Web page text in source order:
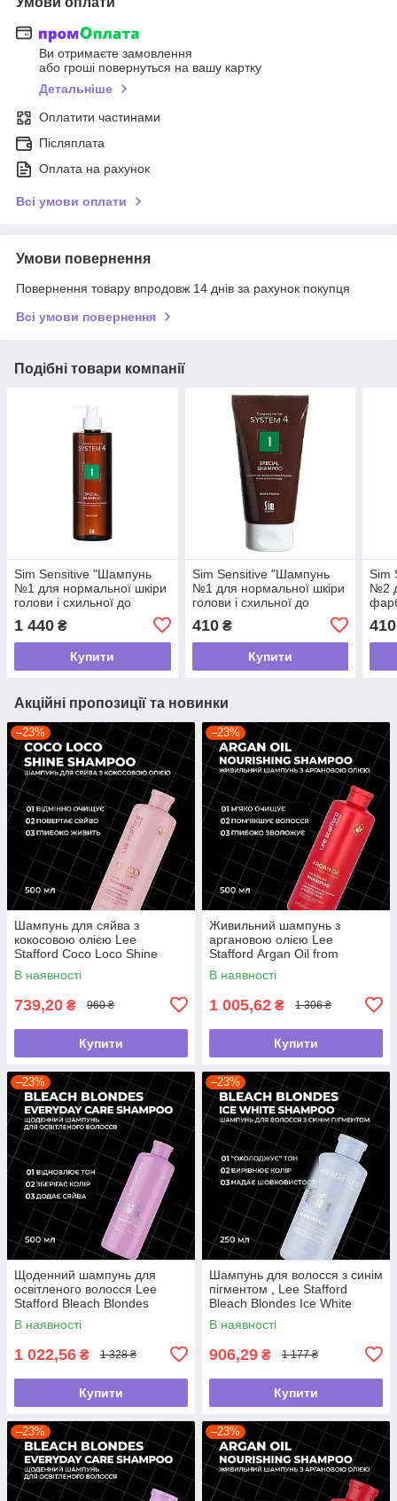
Ви отримаєте замовлення
або гроші повернуться на вашу картку
Детальніше
Оплатити частинами
Післяплата
Оплата на рахунок
Всі умови оплати
Умови повернення
Повернення товару впродовж 14 днів за рахунок покупця
Всі умови повернення
Подібні товари компанії
Sim Sensitive "Шампунь
№1 для нормальної шкіри
голови і схильної до
Shampoo, 500мл
1 440 ₴
Купити
Sim Sensitive "Шампунь
№1 для нормальної шкіри
голови і схильної до
Shampoo ,75мл
410₴
Купити
Sim
№2
410
Акційні пропозиції та новинки
–23%
Шампунь для сяйва з
кокосовою олією Lee
Stafford Coco Loco Shine
Shampoo, 500 мл
В наявності
739,20 ₴ 960 ₴
Купити
–23%
Живильний шампунь з
аргановою олією Lee
Stafford Argan Oil from
Morocco Nourishing Shampoo,
500 мл
В наявності
1 005,62 ₴ 1 306 ₴
Купити
–23%
Щоденний шампунь для
освітленого волосся Lee
Stafford Bleach Blondes
Everyday Care Shampoo, 500
мл
В наявності
1 022,56 ₴ 1 328 ₴
Купити
–23%
Шампунь для волосся з синім
пігментом , Lee Stafford
Bleach Blondes Ice White
Toning Shampoo ,250мл
В наявності
906,29 ₴ 1 177 ₴
Купити
–23% –23%